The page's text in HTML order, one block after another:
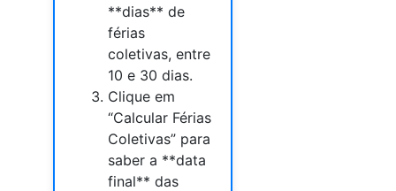
**dias** de
férias
coletivas, entre
10 e 30 dias.
Clique em
“Calcular Férias
Coletivas” para
saber a **data
final** das